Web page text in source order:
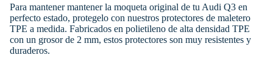
Para mantener mantener la moqueta original de tu Audi Q3 en
perfecto estado, protegelo con nuestros protectores de maletero
TPE a medida. Fabricados en polietileno de alta densidad TPE
con un grosor de 2 mm, estos protectores son muy resistentes y
duraderos.